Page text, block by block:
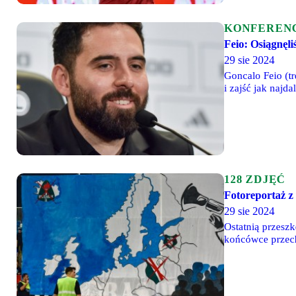
Feio:
29 sie 2024
Goncalo Feio
i zajść jak
128 ZDJĘĆ
Fotoreportaż
29 sie 2024
Ostatnią
końcówce